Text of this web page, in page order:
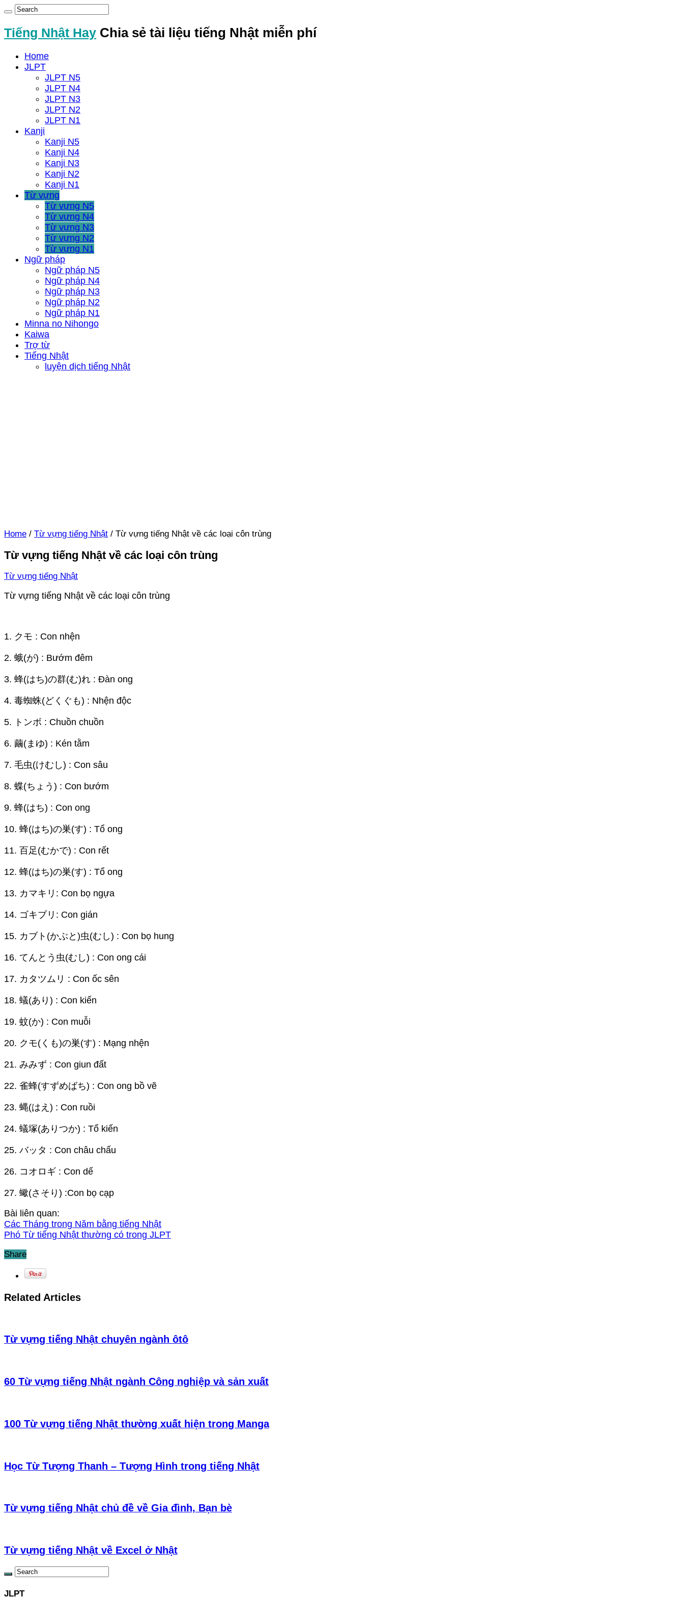
Tiếng Nhật Hay Chia sẻ tài liệu tiếng Nhật miễn phí
Home
JLPT
JLPT N5
JLPT N4
JLPT N3
JLPT N2
JLPT N1
Kanji
Kanji N5
Kanji N4
Kanji N3
Kanji N2
Kanji N1
Từ vựng
Từ vựng N5
Từ vựng N4
Từ vựng N3
Từ vựng N2
Từ vựng N1
Ngữ pháp
Ngữ pháp N5
Ngữ pháp N4
Ngữ pháp N3
Ngữ pháp N2
Ngữ pháp N1
Minna no Nihongo
Kaiwa
Trợ từ
Tiếng Nhật
luyện dịch tiếng Nhật
Home / Từ vựng tiếng Nhật / Từ vựng tiếng Nhật về các loại côn trùng
Từ vựng tiếng Nhật về các loại côn trùng
Từ vựng tiếng Nhật
Từ vựng tiếng Nhật về các loại côn trùng
1. クモ : Con nhện
2. 蛾(が) : Bướm đêm
3. 蜂(はち)の群(む)れ : Đàn ong
4. 毒蜘蛛(どくぐも) : Nhện độc
5. トンボ : Chuồn chuồn
6. 繭(まゆ) : Kén tằm
7. 毛虫(けむし) : Con sâu
8. 蝶(ちょう) : Con bướm
9. 蜂(はち) : Con ong
10. 蜂(はち)の巣(す) : Tổ ong
11. 百足(むかで) : Con rết
12. 蜂(はち)の巣(す) : Tổ ong
13. カマキリ: Con bọ ngựa
14. ゴキブリ: Con gián
15. カブト(かぶと)虫(むし) : Con bọ hung
16. てんとう虫(むし) : Con ong cái
17. カタツムリ : Con ốc sên
18. 蟻(あり) : Con kiến
19. 蚊(か) : Con muỗi
20. クモ(くも)の巣(す) : Mạng nhện
21. みみず : Con giun đất
22. 雀蜂(すずめばち) : Con ong bồ vẽ
23. 蝿(はえ) : Con ruồi
24. 蟻塚(ありつか) : Tổ kiến
25. バッタ : Con châu chấu
26. コオロギ : Con dế
27. 蠍(さそり) :Con bọ cạp
Bài liên quan:
Các Tháng trong Năm bằng tiếng Nhật
Phó Từ tiếng Nhật thường có trong JLPT
Share
Related Articles
Từ vựng tiếng Nhật chuyên ngành ôtô
60 Từ vựng tiếng Nhật ngành Công nghiệp và sản xuất
100 Từ vựng tiếng Nhật thường xuất hiện trong Manga
Học Từ Tượng Thanh – Tượng Hình trong tiếng Nhật
Từ vựng tiếng Nhật chủ đề về Gia đình, Bạn bè
Từ vựng tiếng Nhật về Excel ở Nhật
JLPT